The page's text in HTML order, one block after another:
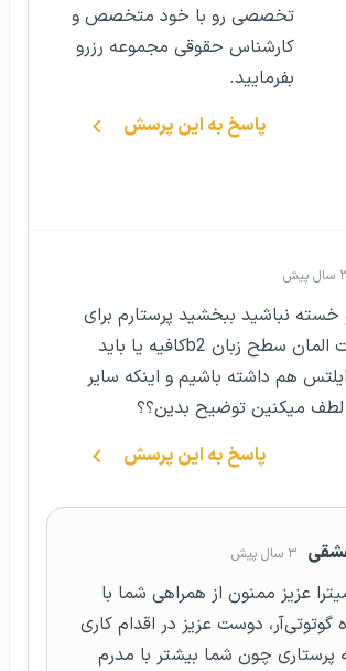
تخصصی رو با خود متخصص و
کارشناس حقوقی مجموعه رزرو
بفرمایید.
پاسخ به این پرسش
پیش
خسته نباشید ببخشید پرستارم برای
مهاجرت المان سطح زبان b2کافیه یا باید
هم داشته باشیم و اینکه سایر
لطف میکنین توضیح بدین؟؟
پاسخ به این پرسش
۳ سال پیش
عزیز ممنون از همراهی شما با
گوتوتی‌آر، دوست عزیز ‌در اقدام کاری
پرستاری چون شما بیشتر با مدرم